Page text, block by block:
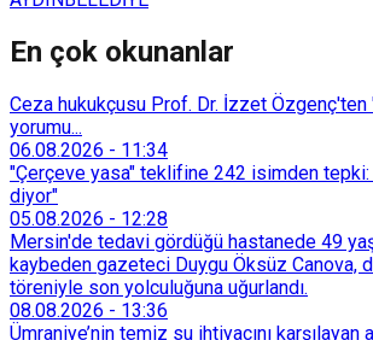
En çok okunanlar
Ceza hukukçusu Prof. Dr. İzzet Özgenç'ten
yorumu...
06.08.2026 - 11:34
"Çerçeve yasa" teklifine 242 isimden tepki:
diyor"
05.08.2026 - 12:28
Mersin'de tedavi gördüğü hastanede 49
kaybeden gazeteci Duygu Öksüz Canova,
töreniyle son yolculuğuna uğurlandı.
08.08.2026 - 13:36
Ümraniye’nin temiz su ihtiyacını karşılayan